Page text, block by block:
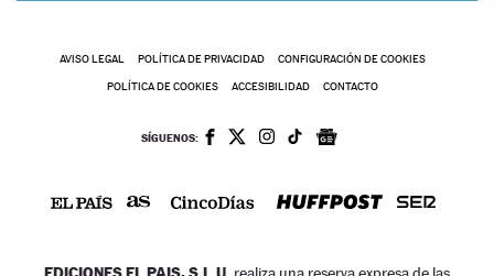
AVISO LEGAL POLÍTICA DE PRIVACIDAD CONFIGURACIÓN DE COOKIES
POLÍTICA DE COOKIES ACCESIBILIDAD CONTACTO
SÍGUENOS: